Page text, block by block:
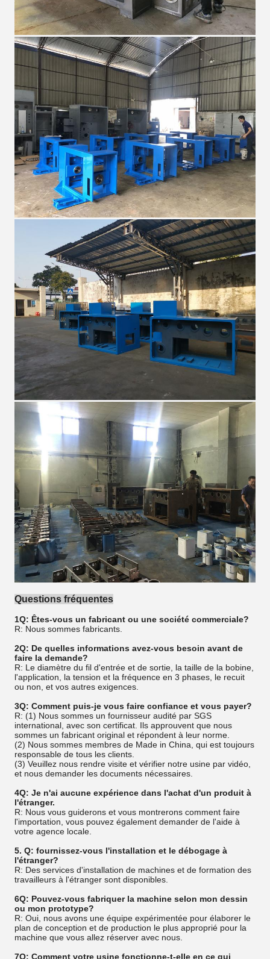
Questions fréquentes
1Q: Êtes-vous un fabricant ou une société commerciale?
R: Nous sommes fabricants.
2Q: De quelles informations avez-vous besoin avant de
faire la demande?
R: Le diamètre du fil d'entrée et de sortie, la taille de la bobine,
l'application, la tension et la fréquence en 3 phases, le recuit
ou non, et vos autres exigences.
3Q: Comment puis-je vous faire confiance et vous payer?
R: (1) Nous sommes un fournisseur audité par SGS
international, avec son certificat. Ils approuvent que nous
sommes un fabricant original et répondent à leur norme.
(2) Nous sommes membres de Made in China, qui est toujours
responsable de tous les clients.
(3) Veuillez nous rendre visite et vérifier notre usine par vidéo,
et nous demander les documents nécessaires.
4Q: Je n'ai aucune expérience dans l'achat d'un produit à
l'étranger.
R: Nous vous guiderons et vous montrerons comment faire
l'importation, vous pouvez également demander de l'aide à
votre agence locale.
5. Q: fournissez-vous l'installation et le débogage à
l'étranger?
R: Des services d'installation de machines et de formation des
travailleurs à l'étranger sont disponibles.
6Q: Pouvez-vous fabriquer la machine selon mon dessin
ou mon prototype?
R: Oui, nous avons une équipe expérimentée pour élaborer le
plan de conception et de production le plus approprié pour la
machine que vous allez réserver avec nous.
7Q: Comment votre usine fonctionne-t-elle en ce qui